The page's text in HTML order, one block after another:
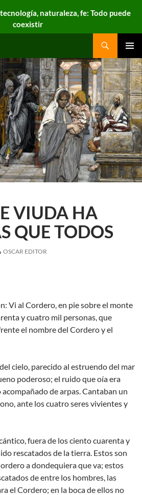
naturaleza, fe: Todo puede
coexistir
MENU
VIUDA HA
QUE TODOS
OSCAR EDITOR
Vi al Cordero, en pie sobre el monte
y cuatro mil personas, que
el nombre del Cordero y el
cielo, parecido al estruendo del mar
poderoso; el ruido que oía era
de arpas. Cantaban un
ante los cuatro seres vivientes y
fuera de los ciento cuarenta y
rescatados de la tierra. Estos son
a dondequiera que va; estos
de entre los hombres, las
el Cordero; en la boca de ellos no